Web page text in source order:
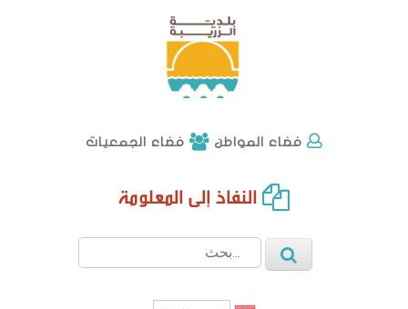
فضاء المواطن